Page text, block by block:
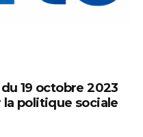
19 octobre 2023
la politique sociale